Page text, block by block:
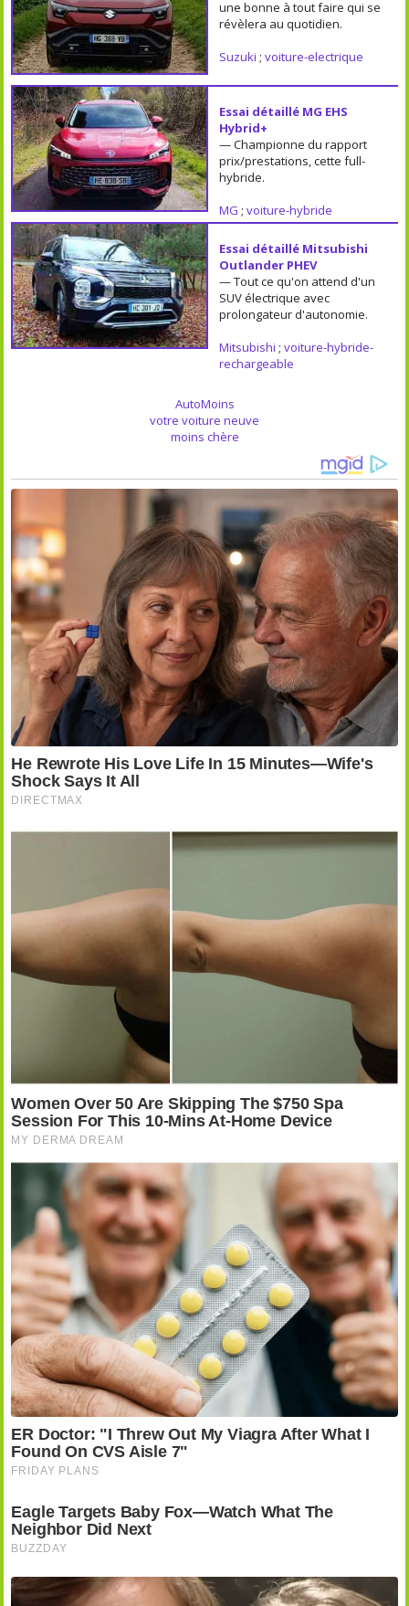
une bonne à tout faire qui se
révèlera au quotidien.
Suzuki ; voiture-electrique
Essai détaillé MG EHS
Hybrid+
— Championne du rapport
prix/prestations, cette full-
hybride.
MG ; voiture-hybride
Essai détaillé Mitsubishi
Outlander PHEV
— Tout ce qu'on attend d'un
SUV électrique avec
prolongateur d'autonomie.
Mitsubishi ; voiture-hybride-
rechargeable
AutoMoins
votre voiture neuve
moins chère